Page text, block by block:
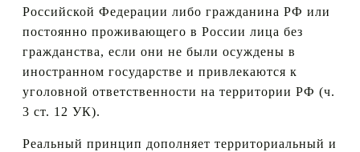
Российской Федерации либо гражданина РФ или
постоянно проживающего в России лица без
гражданства, если они не были осуждены в
иностранном государстве и привлекаются к
уголовной ответственности на территории РФ (ч.
3 ст. 12 УК).
Реальный принцип дополняет территориальный и